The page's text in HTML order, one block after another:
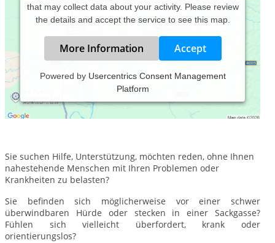
that may collect data about your activity. Please review
the details and accept the service to see this map.
More Information Accept
Powered by Usercentrics Consent Management
Platform
Willkommen.
Schön, dass Sie mich gefunden haben!
Sie suchen Hilfe, Unterstützung, möchten reden, ohne Ihnen
nahestehende Menschen mit Ihren Problemen oder
Krankheiten zu belasten?
Sie befinden sich möglicherweise vor einer schwer
überwindbaren Hürde oder stecken in einer Sackgasse?
Fühlen sich vielleicht überfordert, krank oder
orientierungslos?